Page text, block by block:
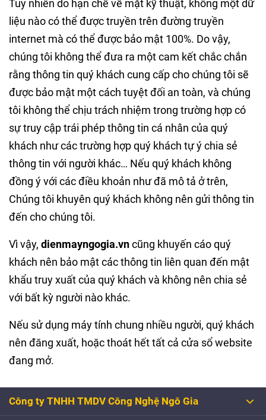
Tuy nhiên do hạn chế về mặt kỹ thuật, không một dữ
liệu nào có thể được truyền trên đường truyền
internet mà có thể được bảo mật 100%. Do vậy,
chúng tôi không thể đưa ra một cam kết chắc chắn
rằng thông tin quý khách cung cấp cho chúng tôi sẽ
được bảo mật một cách tuyệt đối an toàn, và chúng
tôi không thể chịu trách nhiệm trong trường hợp có
sự truy cập trái phép thông tin cá nhân của quý
khách như các trường hợp quý khách tự ý chia sẻ
thông tin với người khác… Nếu quý khách không
đồng ý với các điều khoản như đã mô tả ở trên,
Chúng tôi khuyên quý khách không nên gửi thông tin
đến cho chúng tôi.
Vì vậy, dienmayngogia.vncũng khuyến cáo quý
khách nên bảo mật các thông tin liên quan đến mật
khẩu truy xuất của quý khách và không nên chia sẻ
với bất kỳ người nào khác.
Nếu sử dụng máy tính chung nhiều người, quý khách
nên đăng xuất, hoặc thoát hết tất cả cửa sổ website
đang mở.
Công ty TNHH TMDV Công Nghệ Ngô Gia